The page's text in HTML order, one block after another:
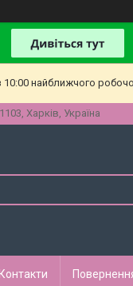
найближчого
Харків, Україна
Контакти